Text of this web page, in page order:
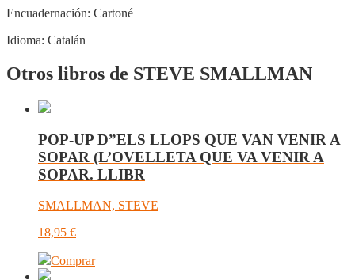
Encuadernación: Cartoné
Idioma: Catalán
Otros libros de STEVE SMALLMAN
POP-UP D”ELS LLOPS QUE VAN VENIR A
SOPAR (L’OVELLETA QUE VA VENIR A
SOPAR. LLIBR
SMALLMAN, STEVE
18,95 €
Comprar